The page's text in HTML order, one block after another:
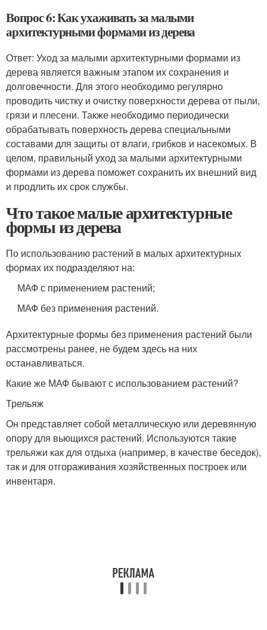
Вопрос 6: Как ухаживать за малыми
архитектурными формами из дерева
Ответ: Уход за малыми архитектурными формами из
дерева является важным этапом их сохранения и
долговечности. Для этого необходимо регулярно
проводить чистку и очистку поверхности дерева от пыли,
грязи и плесени. Также необходимо периодически
обрабатывать поверхность дерева специальными
составами для защиты от влаги, грибков и насекомых. В
целом, правильный уход за малыми архитектурными
формами из дерева поможет сохранить их внешний вид
и продлить их срок службы.
Что такое малые архитектурные
формы из дерева
По использованию растений в малых архитектурных
формах их подразделяют на:
МАФ с применением растений;
МАФ без применения растений.
Архитектурные формы без применения растений были
рассмотрены ранее, не будем здесь на них
останавливаться.
Какие же МАФ бывают с использованием растений?
Трельяж
Он представляет собой металлическую или деревянную
опору для вьющихся растений. Используются такие
трельяжи как для отдыха (например, в качестве беседок),
так и для отгораживания хозяйственных построек или
инвентаря.